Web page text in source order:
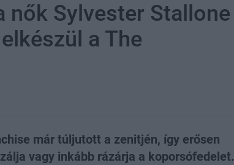
nők Sylvester Stallone
a The
már túljutott a zenitjén, így erősen
vagy inkább rázárja a koporsófedelet.